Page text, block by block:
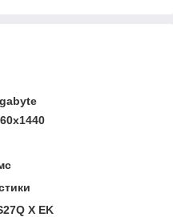
X EK